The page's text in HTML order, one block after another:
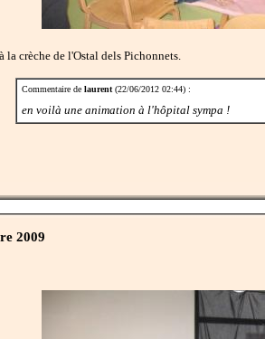
la crèche de l'Ostal dels Pichonnets.
Commentaire de laurent (22/06/2012 02:44) :
en voilà une animation à l'hôpital sympa !
2009